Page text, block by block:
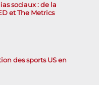
sociaux : de la
et The Metrics
des sports US en